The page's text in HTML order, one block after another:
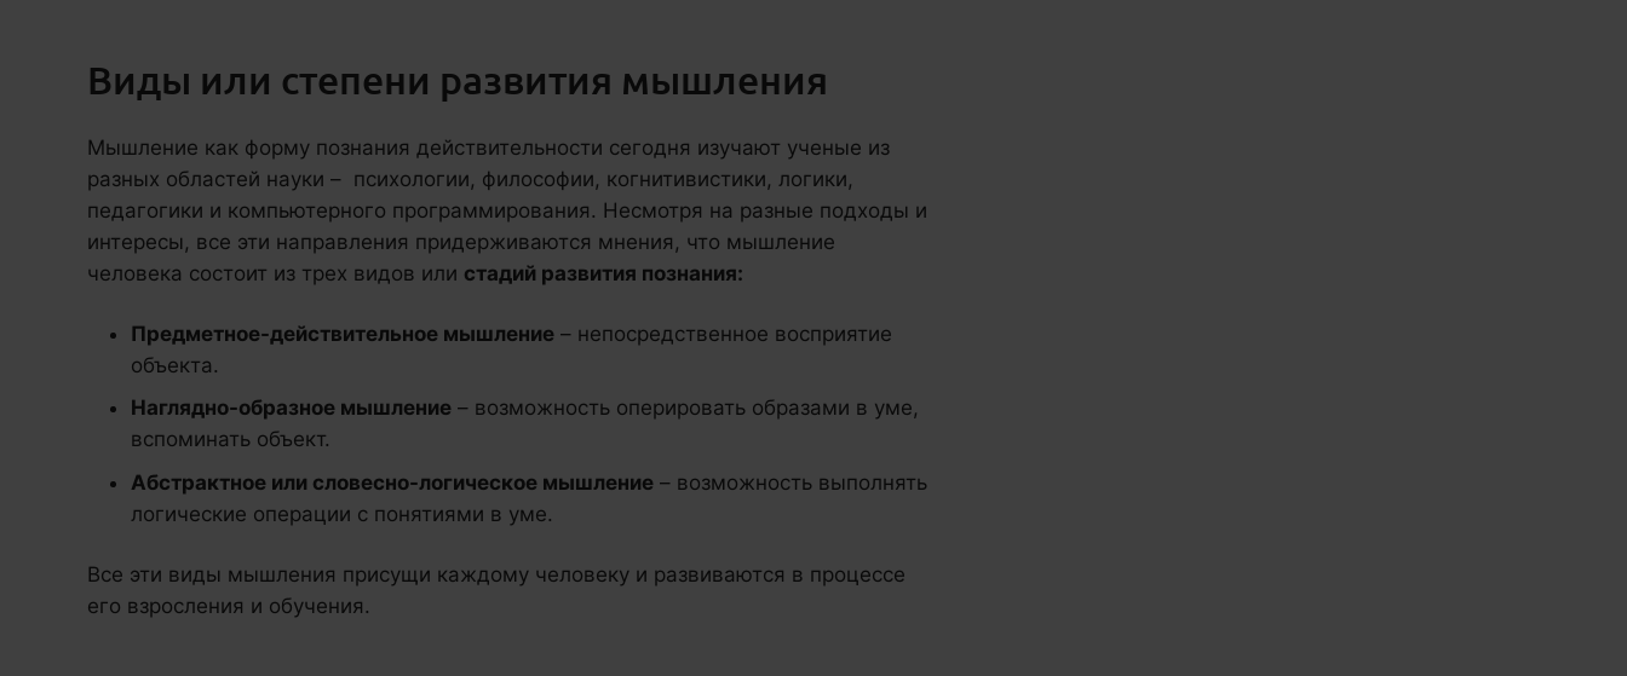
Виды или степени развития мышления
Мышление как форму познания действительности сегодня изучают ученые из
разных областей науки – психологии, философии, когнитивистики, логики,
педагогики и компьютерного программирования. Несмотря на разные подходы и
интересы, все эти направления придерживаются мнения, что мышление
человека состоит из трех видов или стадий развития познания:
Предметное-действительное мышление – непосредственное восприятие
объекта.
Наглядно-образное мышление – возможность оперировать образами в уме,
вспоминать объект.
Абстрактное или словесно-логическое мышление – возможность выполнять
логические операции с понятиями в уме.
Все эти виды мышления присущи каждому человеку и развиваются в процессе
его взросления и обучения.